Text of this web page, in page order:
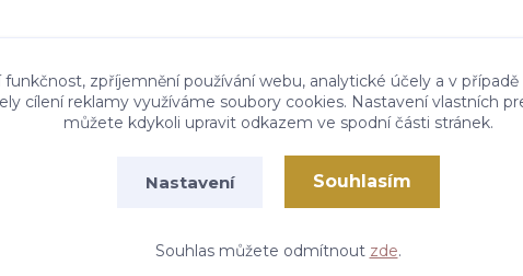
funkčnost, zpříjemnění používání webu, analytické účely a v případě
cílení reklamy využíváme soubory cookies. Nastavení vlastních
můžete kdykoli upravit odkazem ve spodní části stránek.
Nastavení Souhlasím
Souhlas můžete odmítnout zde.